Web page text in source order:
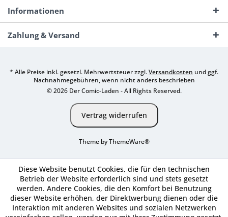
Informationen
Zahlung & Versand
* Alle Preise inkl. gesetzl. Mehrwertsteuer zzgl.Versandkosten und ggf.
Nachnahmegebühren, wenn nicht anders beschrieben
© 2026 Der Comic-Laden - All Rights Reserved.
Vertrag widerrufen
Theme byThemeWare®
Diese Website benutzt Cookies, die für den technischen
Betrieb der Website erforderlich sind und stets gesetzt
werden. Andere Cookies, die den Komfort bei Benutzung
dieser Website erhöhen, der Direktwerbung dienen oder die
Interaktion mit anderen Websites und sozialen Netzwerken